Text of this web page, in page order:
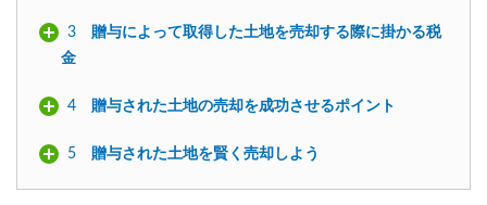
3
贈与によって取得した土地を売却する際に掛かる税
金
4 贈与された土地の売却を成功させるポイント
5 贈与された土地を賢く売却しよう